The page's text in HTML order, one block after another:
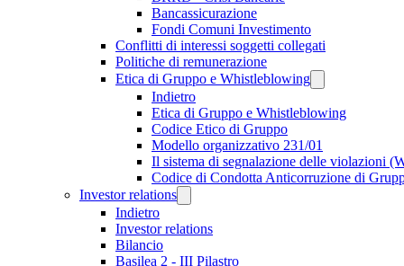
Bancassicurazione
Fondi Comuni Investimento
Conflitti di interessi soggetti collegati
Politiche di remunerazione
Etica di Gruppo e Whistleblowing
Indietro
Etica di Gruppo e Whistleblowing
Codice Etico di Gruppo
Modello organizzativo 231/01
Il sistema di segnalazione delle violazioni
Codice di Condotta Anticorruzione di
Investor relations
Indietro
Investor relations
Bilancio
Basilea 2 - III Pilastro